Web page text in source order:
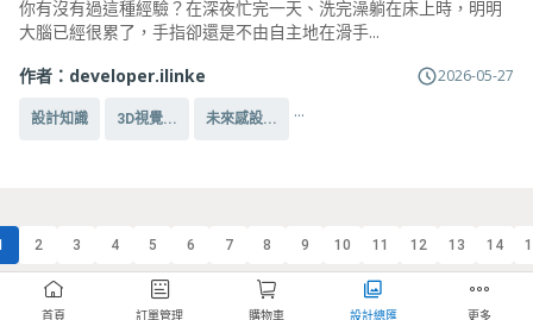
你有沒有過這種經驗？在深夜忙完一天、洗完澡躺在床上時，明明
大腦已經很累了，手指卻還是不由自主地在滑手...
作者： developer.ilinke 2026-05-27
設計知識 3D視覺... 未來感設... ...
2 3 4 5 6 7 8 9 10 11 12 13 14
首頁 訂單管理 購物車 設計總匯 更多